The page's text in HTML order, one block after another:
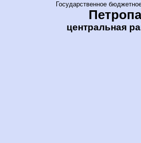
Государственное
центральная